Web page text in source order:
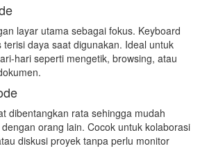
layar utama sebagai fokus. Keyboard
terisi daya saat digunakan. Ideal untuk
hari seperti mengetik, browsing, atau
dibentangkan rata sehingga mudah
orang lain. Cocok untuk kolaborasi
diskusi proyek tanpa perlu monitor